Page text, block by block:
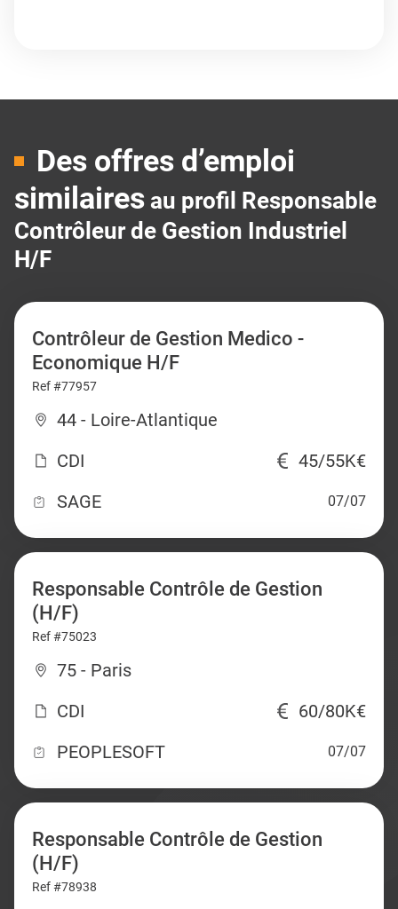
Des offres d’emploi
similaires au profil Responsable
Contrôleur de Gestion Industriel
H/F
Contrôleur de Gestion Medico -
Economique H/F
Ref #77957
44 - Loire-Atlantique
CDI
45/55K€
SAGE
07/07
Responsable Contrôle de Gestion
(H/F)
Ref #75023
75 - Paris
CDI
60/80K€
PEOPLESOFT
07/07
Responsable Contrôle de Gestion
(H/F)
Ref #78938